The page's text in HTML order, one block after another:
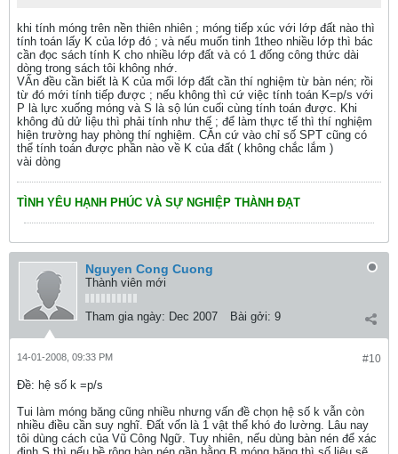
khi tính móng trên nền thiên nhiên ; móng tiếp xúc với lớp đất nào thì
tính toán lấy K của lớp đó ; và nếu muốn tinh 1theo nhiều lớp thì bác
cần đọc sách tính K cho nhiều lớp đất và có 1 đống công thức dài
dòng trong sách tôi không nhớ.
VẤn đều cần biết là K của mổi lớp đất cần thí nghiệm từ bàn nén; rồi
từ đó mới tính tiếp được ; nếu không thì cứ việc tính toán K=p/s với
P là lực xuống móng và S là sộ lún cuối cùng tính toán được. Khi
không đủ dử liệu thì phải tính như thế ; để làm thực tế thì thí nghiệm
hiện trường hay phòng thí nghiệm. CĂn cứ vào chỉ số SPT cũng có
thể tính toán được phần nào về K của đất ( không chắc lắm )
vài dòng
TÌNH YÊU HẠNH PHÚC VÀ SỰ NGHIỆP THÀNH ĐẠT
Nguyen Cong Cuong
Thành viên mới
Tham gia ngày: Dec 2007 Bài gởi: 9
#10
14-01-2008, 09:33 PM
Ðề: hệ số k =p/s
Tui làm móng băng cũng nhiều nhưng vấn đề chọn hệ số k vẫn còn
nhiều điều cần suy nghĩ. Đất vốn là 1 vật thể khó đo lường. Lâu nay
tôi dùng cách của Vũ Công Ngữ. Tuy nhiên, nếu dùng bàn nén để xác